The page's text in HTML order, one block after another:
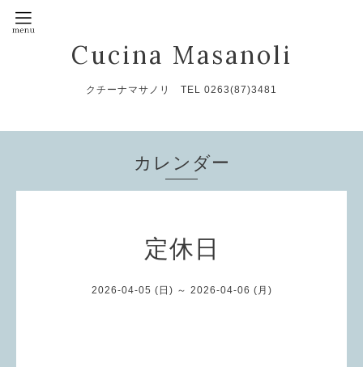
Cucina Masanoli
クチーナマサノリ TEL 0263(87)3481
カレンダー
定休日
2026-04-05 (日) ～ 2026-04-06 (月)